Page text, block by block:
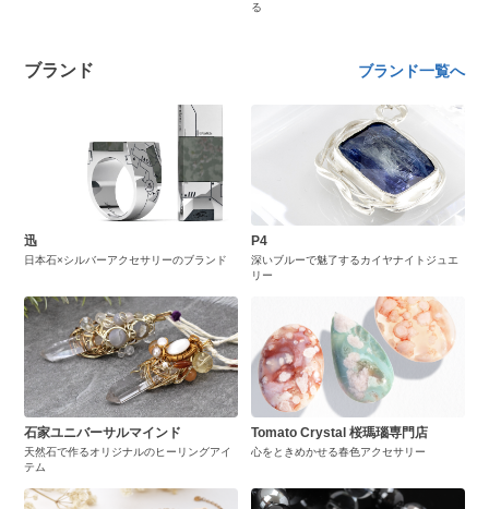
る
ブランド ブランド一覧へ
迅
日本石×シルバーアクセサリーのブランド
P4
深いブルーで魅了するカイヤナイトジュエ
リー
石家ユニバーサルマインド
天然石で作るオリジナルのヒーリングアイ
テム
Tomato Crystal 桜瑪瑙専門店
心をときめかせる春色アクセサリー